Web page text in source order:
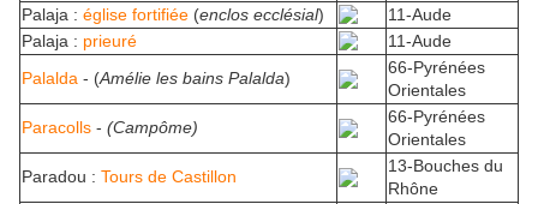
Palaja : église fortifiée (enclos ecclésial)
11-Aude
Palaja : prieuré
11-Aude
Palalda - (Amélie les bains Palalda)
66-Pyrénées
Orientales
Paracolls - (Campôme)
66-Pyrénées
Orientales
Paradou : Tours de Castillon
13-Bouches du
Rhône